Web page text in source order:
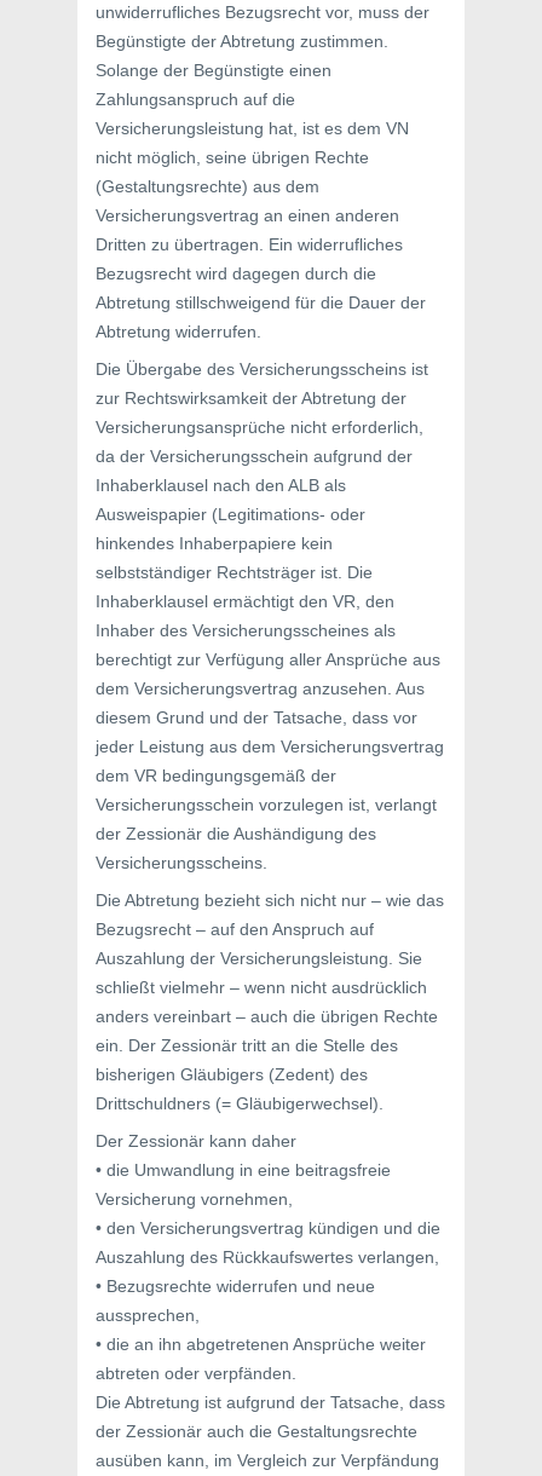
unwiderrufliches Bezugsrecht vor, muss der
Begünstigte der Abtretung zustimmen.
Solange der Begünstigte einen
Zahlungsanspruch auf die
Versicherungsleistung hat, ist es dem VN
nicht möglich, seine übrigen Rechte
(Gestaltungsrechte) aus dem
Versicherungsvertrag an einen anderen
Dritten zu übertragen. Ein widerrufliches
Bezugsrecht wird dagegen durch die
Abtretung stillschweigend für die Dauer der
Abtretung widerrufen.
Die Übergabe des Versicherungsscheins ist
zur Rechtswirksamkeit der Abtretung der
Versicherungsansprüche nicht erforderlich,
da der Versicherungsschein aufgrund der
Inhaberklausel nach den ALB als
Ausweispapier (Legitimations- oder
hinkendes Inhaberpapiere kein
selbstständiger Rechtsträger ist. Die
Inhaberklausel ermächtigt den VR, den
Inhaber des Versicherungsscheines als
berechtigt zur Verfügung aller Ansprüche aus
dem Versicherungsvertrag anzusehen. Aus
diesem Grund und der Tatsache, dass vor
jeder Leistung aus dem Versicherungsvertrag
dem VR bedingungsgemäß der
Versicherungsschein vorzulegen ist, verlangt
der Zessionär die Aushändigung des
Versicherungsscheins.
Die Abtretung bezieht sich nicht nur – wie das
Bezugsrecht – auf den Anspruch auf
Auszahlung der Versicherungsleistung. Sie
schließt vielmehr – wenn nicht ausdrücklich
anders vereinbart – auch die übrigen Rechte
ein. Der Zessionär tritt an die Stelle des
bisherigen Gläubigers (Zedent) des
Drittschuldners (= Gläubigerwechsel).
Der Zessionär kann daher
• die Umwandlung in eine beitragsfreie
Versicherung vornehmen,
• den Versicherungsvertrag kündigen und die
Auszahlung des Rückkaufswertes verlangen,
• Bezugsrechte widerrufen und neue
aussprechen,
• die an ihn abgetretenen Ansprüche weiter
abtreten oder verpfänden.
Die Abtretung ist aufgrund der Tatsache, dass
der Zessionär auch die Gestaltungsrechte
ausüben kann, im Vergleich zur Verpfändung